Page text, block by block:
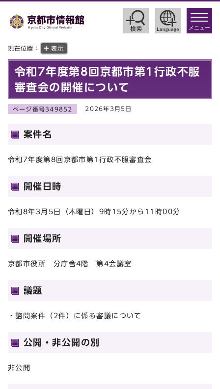
toggle
メニュー
現在位置： 表示
令和7年度第8回京都市第1行政不服
審査会の開催について
ページ番号349852 2026年3月5日
案件名
令和7年度第8回京都市第1行政不服審査会
開催日時
令和8年3月5日（木曜日）9時15分から11時00分
開催場所
京都市役所 分庁舎4階 第4会議室
議題
・諮問案件（2件）に係る審議について
公開・非公開の別
非公開